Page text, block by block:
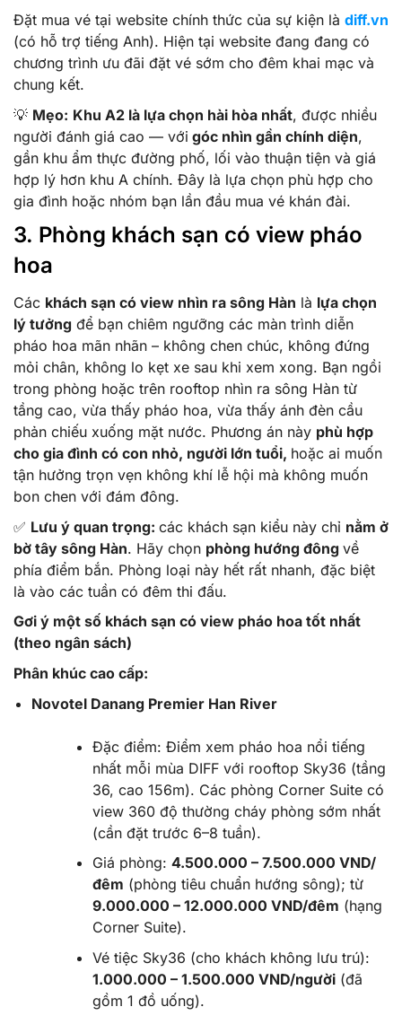
Đặt mua vé tại website chính thức của sự kiện là diff.vn
(có hỗ trợ tiếng Anh). Hiện tại website đang đang có
chương trình ưu đãi đặt vé sớm cho đêm khai mạc và
chung kết.
💡 Mẹo: Khu A2 là lựa chọn hài hòa nhất, được nhiều
người đánh giá cao — với góc nhìn gần chính diện,
gần khu ẩm thực đường phố, lối vào thuận tiện và giá
hợp lý hơn khu A chính. Đây là lựa chọn phù hợp cho
gia đình hoặc nhóm bạn lần đầu mua vé khán đài.
3. Phòng khách sạn có view pháo
hoa
Các khách sạn có view nhìn ra sông Hàn là lựa chọn
lý tưởng để bạn chiêm ngưỡng các màn trình diễn
pháo hoa mãn nhãn – không chen chúc, không đứng
mỏi chân, không lo kẹt xe sau khi xem xong. Bạn ngồi
trong phòng hoặc trên rooftop nhìn ra sông Hàn từ
tầng cao, vừa thấy pháo hoa, vừa thấy ánh đèn cầu
phản chiếu xuống mặt nước. Phương án này phù hợp
cho gia đình có con nhỏ, người lớn tuổi, hoặc ai muốn
tận hưởng trọn vẹn không khí lễ hội mà không muốn
bon chen với đám đông.
✅ Lưu ý quan trọng: các khách sạn kiểu này chỉ nằm ở
bờ tây sông Hàn. Hãy chọn phòng hướng đông về
phía điểm bắn. Phòng loại này hết rất nhanh, đặc biệt
là vào các tuần có đêm thi đấu.
Gơi ý một số khách sạn có view pháo hoa tốt nhất
(theo ngân sách)
Phân khúc cao cấp:
Novotel Danang Premier Han River
Đặc điểm: Điểm xem pháo hoa nổi tiếng
nhất mỗi mùa DIFF với rooftop Sky36 (tầng
36, cao 156m). Các phòng Corner Suite có
view 360 độ thường cháy phòng sớm nhất
(cần đặt trước 6–8 tuần).
Giá phòng: 4.500.000 – 7.500.000 VND/
đêm (phòng tiêu chuẩn hướng sông); từ
9.000.000 – 12.000.000 VND/đêm (hạng
Corner Suite).
Vé tiệc Sky36 (cho khách không lưu trú):
1.000.000 – 1.500.000 VND/người (đã
gồm 1 đồ uống).